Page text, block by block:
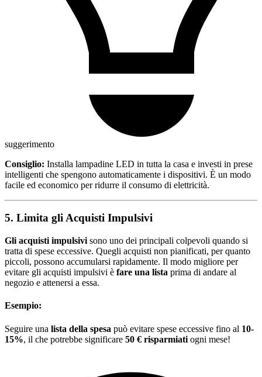
suggerimento
Consiglio: Installa lampadine LED in tutta la casa e investi in prese
intelligenti che spengono automaticamente i dispositivi. È un modo
facile ed economico per ridurre il consumo di elettricità.
5. Limita gli Acquisti Impulsivi
Gli acquisti impulsivi sono uno dei principali colpevoli quando si
tratta di spese eccessive. Quegli acquisti non pianificati, per quanto
piccoli, possono accumularsi rapidamente. Il modo migliore per
evitare gli acquisti impulsivi è fare una lista prima di andare al
negozio e attenersi a essa.
Esempio:
Seguire una lista della spesa può evitare spese eccessive fino al 10-
15%, il che potrebbe significare 50 € risparmiati ogni mese!